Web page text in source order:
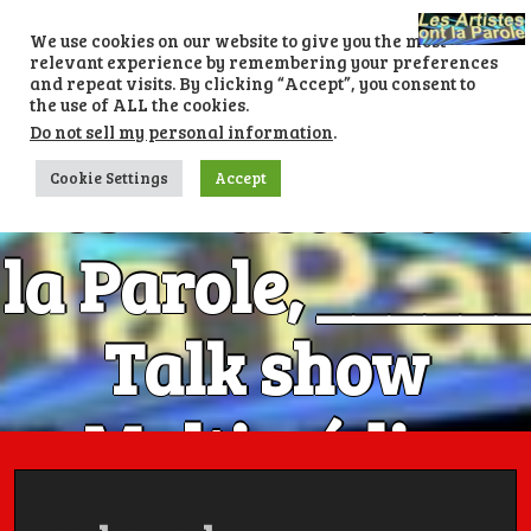
content
Les Artistes ont
la Parole, ______
Talk show
Multimédia
We use cookies on our website to give you the most
relevant experience by remembering your preferences
and repeat visits. By clicking “Accept”, you consent to
the use of ALL the cookies.
Do not sell my personal information.
Cookie Settings Accept